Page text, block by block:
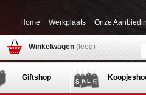
Home Werkplaats Onze
Winkelwagen (leeg)
Giftshop